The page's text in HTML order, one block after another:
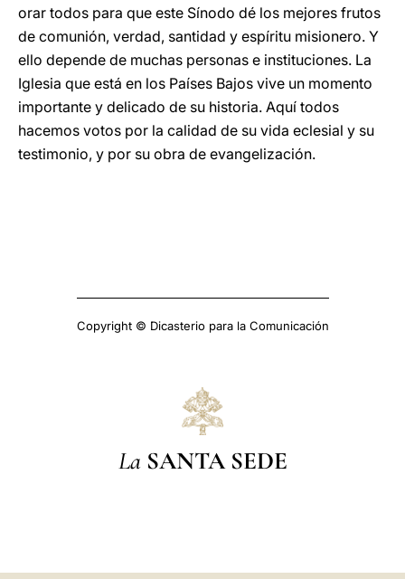
orar todos para que este Sínodo dé los mejores frutos
de comunión, verdad, santidad y espíritu misionero. Y
ello depende de muchas personas e instituciones. La
Iglesia que está en los Países Bajos vive un momento
importante y delicado de su historia. Aquí todos
hacemos votos por la calidad de su vida eclesial y su
testimonio, y por su obra de evangelización.
Copyright © Dicasterio para la Comunicación
La SANTA SEDE